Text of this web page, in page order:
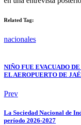
Related Tag:
nacionales
NIÑO FUE EVACUADO
EL AEROPUERTO DE
Prev
La Sociedad Nacional de
período 2026-2027